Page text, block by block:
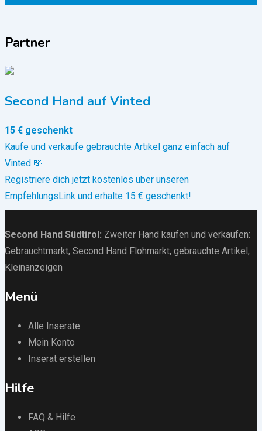
Partner
Second Hand auf Vinted
15 € geschenkt
Kaufe und verkaufe gebrauchte Artikel ganz einfach auf
Vinted 💸
Registriere dich jetzt kostenlos über unseren
EmpfehlungsLink und erhalte 15 € geschenkt!
Second Hand Südtirol : Zweiter Hand kaufen und verkaufen:
Gebrauchtmarkt, Second Hand Flohmarkt, gebrauchte Artikel ,
Kleinanzeigen
Menü
Alle Inserate
Mein Konto
Inserat erstellen
Hilfe
FAQ & Hilfe